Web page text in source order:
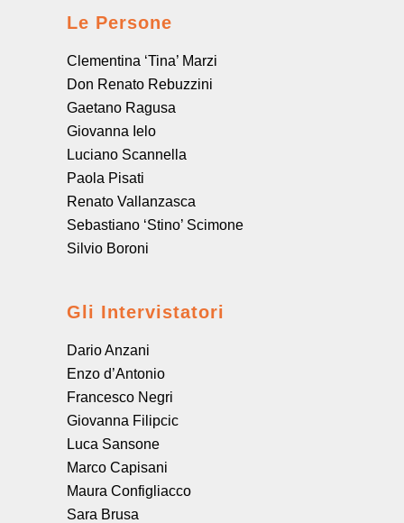
Le Persone
Clementina ‘Tina’ Marzi
Don Renato Rebuzzini
Gaetano Ragusa
Giovanna Ielo
Luciano Scannella
Paola Pisati
Renato Vallanzasca
Sebastiano ‘Stino’ Scimone
Silvio Boroni
Gli Intervistatori
Dario Anzani
Enzo d’Antonio
Francesco Negri
Giovanna Filipcic
Luca Sansone
Marco Capisani
Maura Configliacco
Sara Brusa